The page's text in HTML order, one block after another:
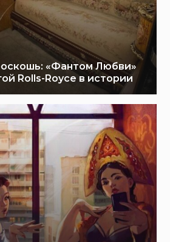
«Фантом Любви»
Rolls-Royce в истории